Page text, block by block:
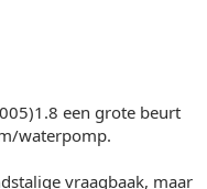
een grote beurt
waterpomp.
vraagbaak, maar